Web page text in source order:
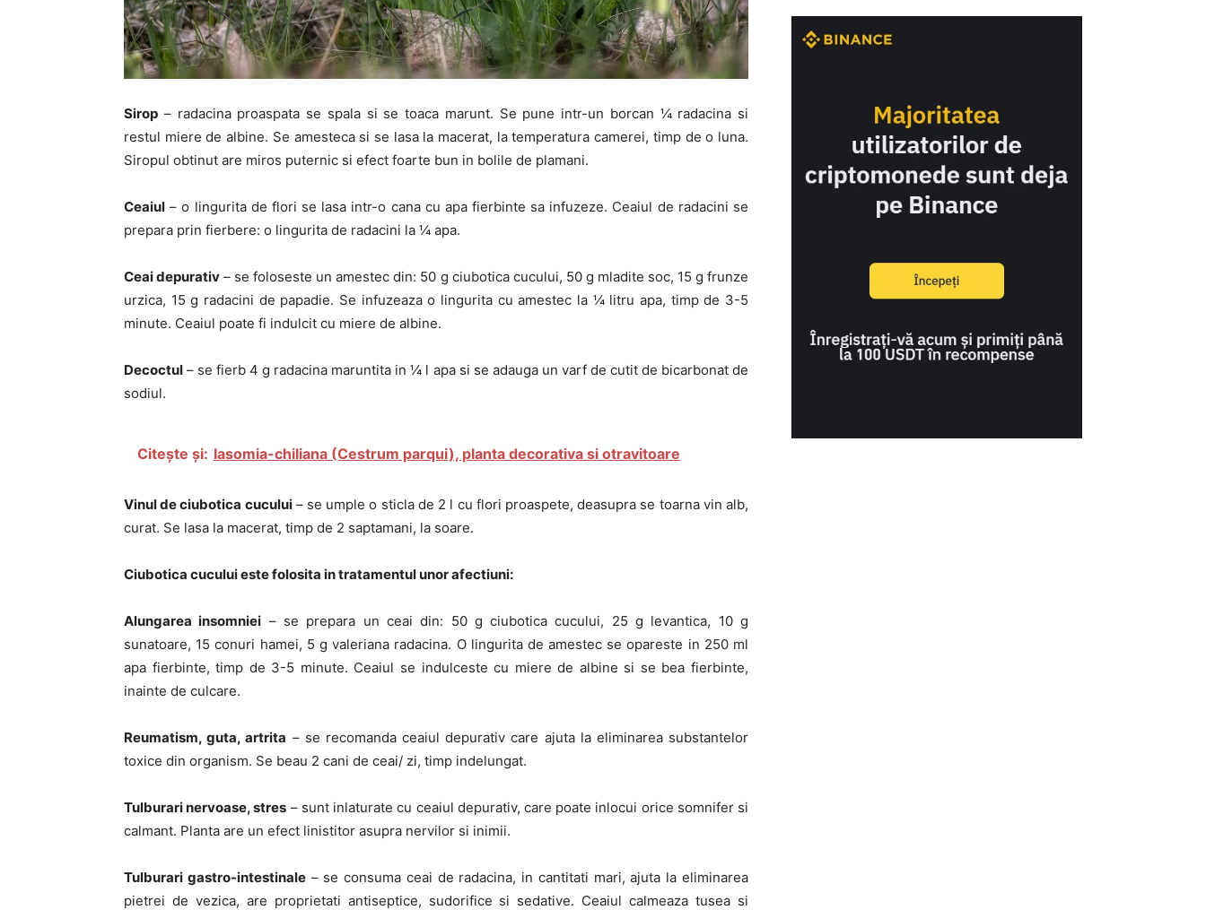
Sirop – radacina proaspata se spala si se toaca marunt. Se pune intr-un borcan ¼ radacina si
restul miere de albine. Se amesteca si se lasa la macerat, la temperatura camerei, timp de o luna.
Siropul obtinut are miros puternic si efect foarte bun in bolile de plamani.
Ceaiul – o lingurita de flori se lasa intr-o cana cu apa fierbinte sa infuzeze. Ceaiul de radacini se
prepara prin fierbere: o lingurita de radacini la ¼ apa.
Ceai depurativ – se foloseste un amestec din: 50 g ciubotica cucului, 50 g mladite soc, 15 g frunze
urzica, 15 g radacini de papadie. Se infuzeaza o lingurita cu amestec la ¼ litru apa, timp de 3-5
minute. Ceaiul poate fi indulcit cu miere de albine.
Decoctul – se fierb 4 g radacina maruntita in ¼ l apa si se adauga un varf de cutit de bicarbonat de
sodiul.
Citește și: Iasomia-chiliana (Cestrum parqui), planta decorativa si otravitoare
Vinul de ciubotica cucului– se umple o sticla de 2 l cu flori proaspete, deasupra se toarna vin alb,
curat. Se lasa la macerat, timp de 2 saptamani, la soare.
Ciubotica cucului este folosita in tratamentul unor afectiuni:
Alungarea insomniei – se prepara un ceai din: 50 g ciubotica cucului, 25 g levantica, 10 g
sunatoare, 15 conuri hamei, 5 g valeriana radacina. O lingurita de amestec se opareste in 250 ml
apa fierbinte, timp de 3-5 minute. Ceaiul se indulceste cu miere de albine si se bea fierbinte,
inainte de culcare.
Reumatism, guta, artrita – se recomanda ceaiul depurativ care ajuta la eliminarea substantelor
toxice din organism. Se beau 2 cani de ceai/ zi, timp indelungat.
Tulburari nervoase, stres – sunt inlaturate cu ceaiul depurativ, care poate inlocui orice somnifer si
calmant. Planta are un efect linistitor asupra nervilor si inimii.
Tulburari gastro-intestinale– se consuma ceai de radacina, in cantitati mari, ajuta la eliminarea
pietrei de vezica, are proprietati antiseptice, sudorifice si sedative. Ceaiul calmeaza tusea si